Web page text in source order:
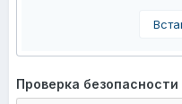
Проверка безопасности